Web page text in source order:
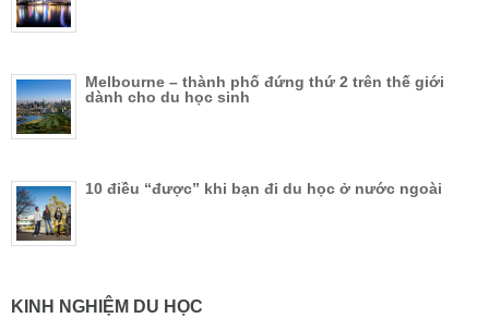
Melbourne – thành phố đứng thứ 2 trên thế giới
dành cho du học sinh
10 điều “được” khi bạn đi du học ở nước ngoài
KINH NGHIỆM DU HỌC